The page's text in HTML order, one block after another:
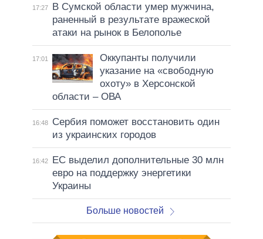
17:27
В Сумской области умер мужчина,
раненный в результате вражеской
атаки на рынок в Белополье
17:01
Оккупанты получили
указание на «свободную
охоту» в Херсонской
области – ОВА
16:48
Сербия поможет восстановить один
из украинских городов
16:42
ЕС выделил дополнительные 30 млн
евро на поддержку энергетики
Украины
Больше новостей